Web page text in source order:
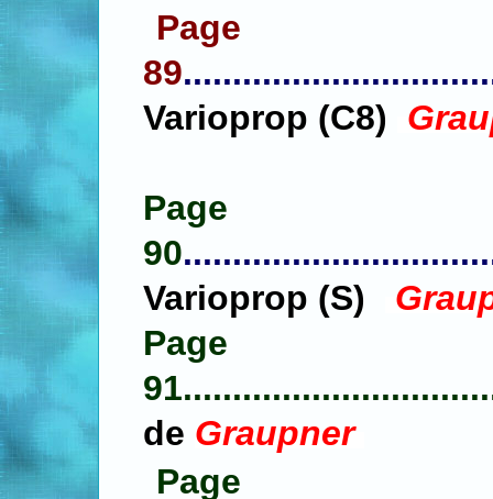
Page
89
Varioprop (C8)
Page
90
Varioprop (S)
Page
91
de Graupner
Page